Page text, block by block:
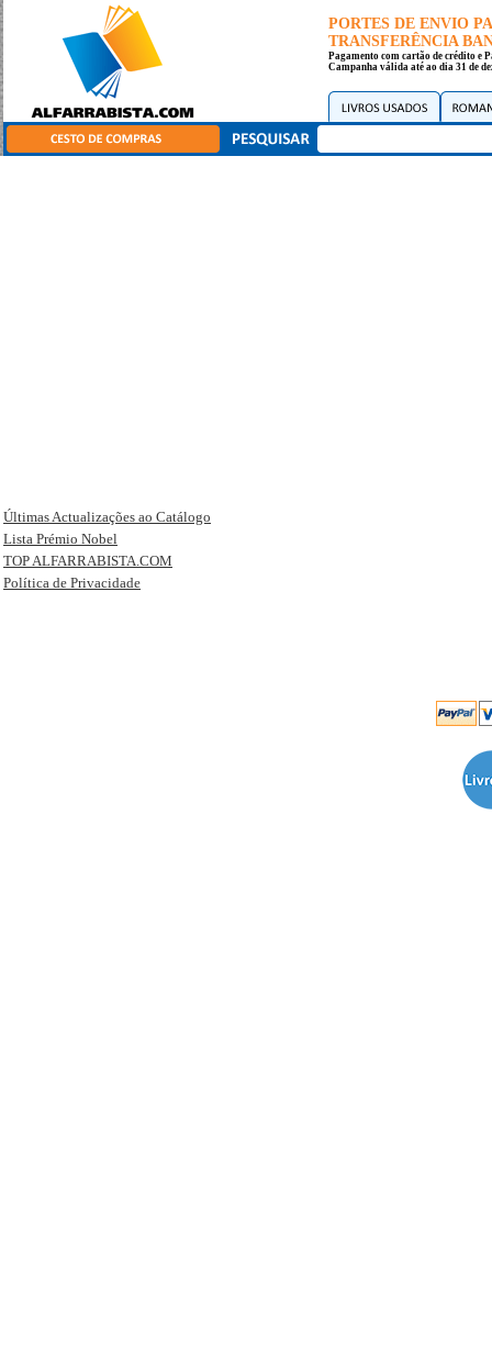
PORTES DE ENVIO
TRANSFERÊNCIA
Pagamento com cartão de crédito e
Campanha válida até ao dia 31 de
Últimas Actualizações ao Catálogo
Lista Prémio Nobel
TOP ALFARRABISTA.COM
Política de Privacidade